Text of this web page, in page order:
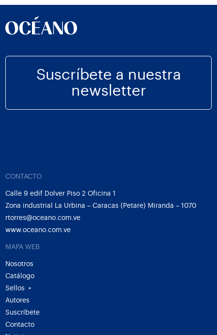
Suscríbete a nuestra
newsletter
CONTACTO
Calle 9 edif Dolver Piso 2 Oficina 1
Zona industrial La Urbina – Caracas (Petare) Miranda – 1070
rtorres@oceano.com.ve
www.oceano.com.ve
MAPA WEB
Nosotros
Catálogo
Sellos
+
Autores
Suscríbete
Contacto